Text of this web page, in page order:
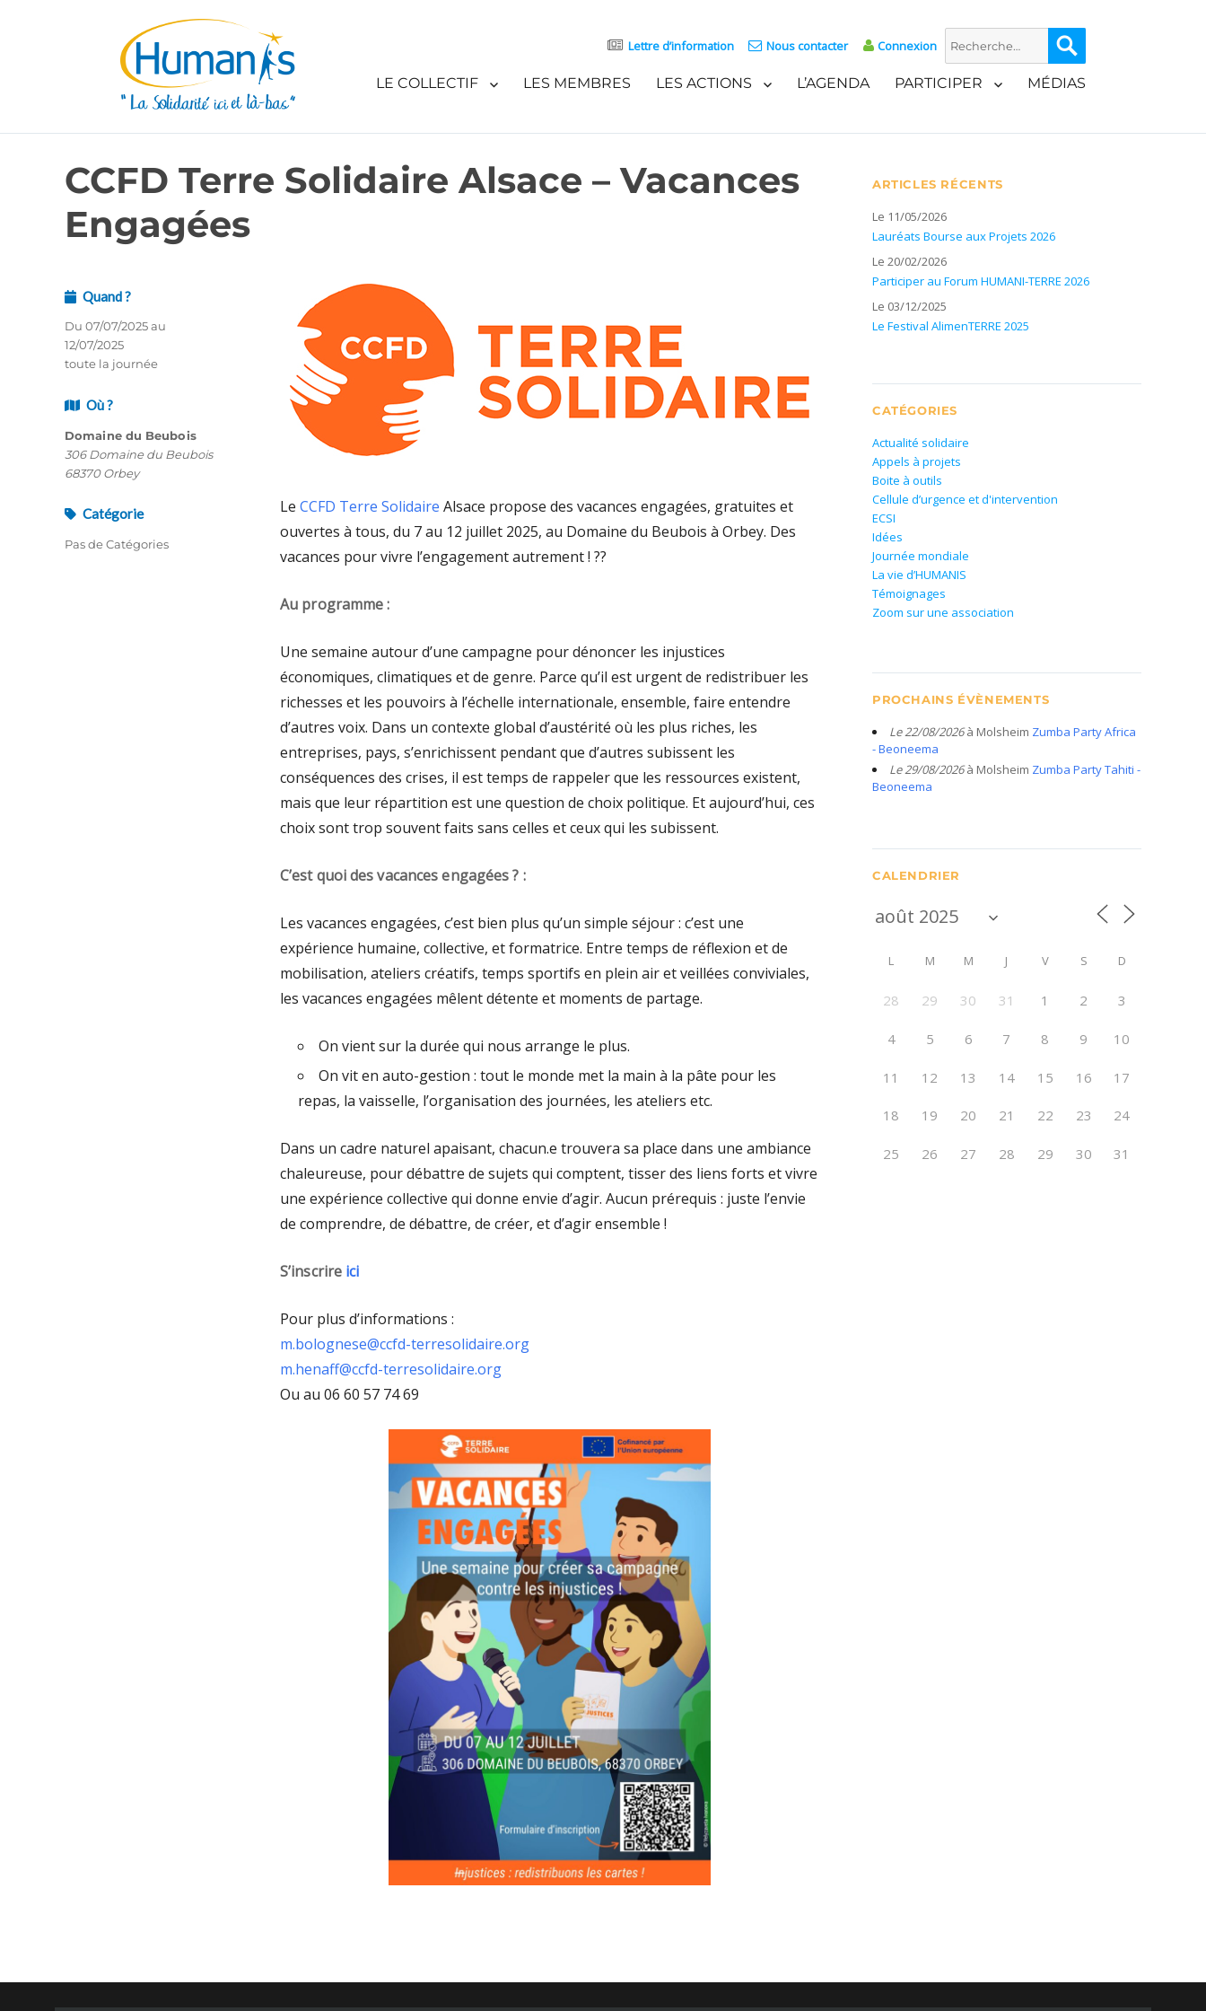
Lettre d’information Nous contacter Connexion
Recherche
pour :
LE COLLECTIF LES MEMBRES LES ACTIONS L’AGENDA PARTICIPER MÉDIAS
CCFD Terre Solidaire Alsace – Vacances
Engagées
Le CCFD Terre Solidaire Alsace propose des vacances engagées, gratuites et
ouvertes à tous, du 7 au 12 juillet 2025, au Domaine du Beubois à Orbey. Des
vacances pour vivre l’engagement autrement ! ??
Au programme :
Une semaine autour d’une campagne pour dénoncer les injustices
économiques, climatiques et de genre. Parce qu’il est urgent de redistribuer les
richesses et les pouvoirs à l’échelle internationale, ensemble, faire entendre
d’autres voix. Dans un contexte global d’austérité où les plus riches, les
entreprises, pays, s’enrichissent pendant que d’autres subissent les
conséquences des crises, il est temps de rappeler que les ressources existent,
mais que leur répartition est une question de choix politique. Et aujourd’hui, ces
choix sont trop souvent faits sans celles et ceux qui les subissent.
C’est quoi des vacances engagées ? :
Les vacances engagées, c’est bien plus qu’un simple séjour : c’est une
expérience humaine, collective, et formatrice. Entre temps de réflexion et de
mobilisation, ateliers créatifs, temps sportifs en plein air et veillées conviviales,
les vacances engagées mêlent détente et moments de partage.
On vient sur la durée qui nous arrange le plus.
On vit en auto-gestion : tout le monde met la main à la pâte pour les
repas, la vaisselle, l’organisation des journées, les ateliers etc.
Dans un cadre naturel apaisant, chacun.e trouvera sa place dans une ambiance
chaleureuse, pour débattre de sujets qui comptent, tisser des liens forts et vivre
une expérience collective qui donne envie d’agir. Aucun prérequis : juste l’envie
de comprendre, de débattre, de créer, et d’agir ensemble !
S’inscrire ici
Pour plus d’informations :
m.bolognese@ccfd-terresolidaire.org
m.henaff@ccfd-terresolidaire.org
Ou au 06 60 57 74 69
Quand ?
Du 07/07/2025 au
12/07/2025
toute la journée
Où ?
Domaine du Beubois
306 Domaine du Beubois
68370 Orbey
Catégorie
Pas de Catégories
ARTICLES RÉCENTS
Le 11/05/2026
Lauréats Bourse aux Projets 2026
Le 20/02/2026
Participer au Forum HUMANI-TERRE 2026
Le 03/12/2025
Le Festival AlimenTERRE 2025
CATÉGORIES
Actualité solidaire
Appels à projets
Boite à outils
Cellule d’urgence et d'intervention
ECSI
Idées
Journée mondiale
La vie d’HUMANIS
Témoignages
Zoom sur une association
PROCHAINS ÉVÈNEMENTS
Le 22/08/2026à Molsheim Zumba Party Africa
- Beoneema
Le 29/08/2026à Molsheim Zumba Party Tahiti -
Beoneema
CALENDRIER
L M M J V S D
28 29 30 31 1 2 3
4 5 6 7 8 9 10
11 12 13 14 15 16 17
18 19 20 21 22 23 24
25 26 27 28 29 30 31